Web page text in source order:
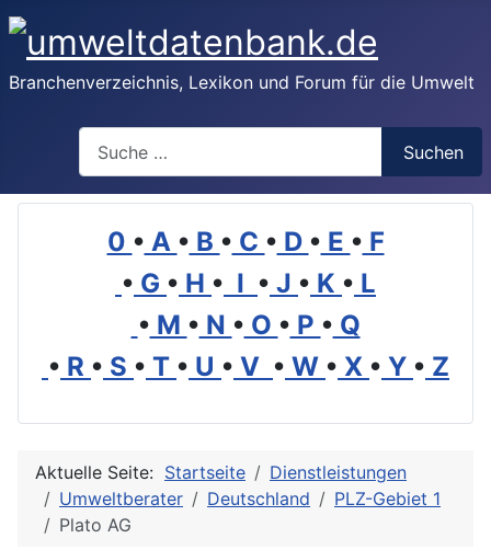
Branchenverzeichnis, Lexikon und Forum für die Umwelt
Suchen
0 • A • B • C • D • E • F
• G • H • I • J • K • L
• M • N • O • P • Q
• R • S • T • U • V • W • X • Y • Z
Aktuelle Seite: Startseite
Dienstleistungen
Umweltberater
Deutschland
PLZ-Gebiet 1
Plato AG